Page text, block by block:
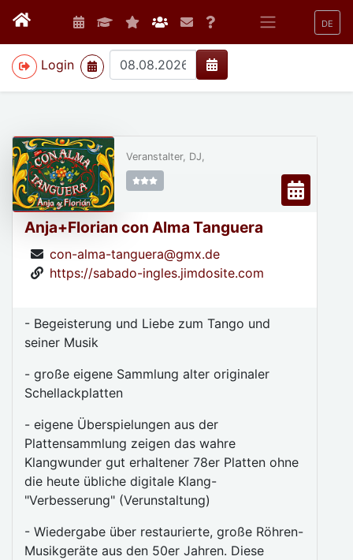
DE
Login
>
Anja+Florian con Alma Tanguera
con-alma-tanguera@gmx.de
https://sabado-ingles.jimdosite.com
Veranstalter, DJ,
- Begeisterung und Liebe zum Tango und
seiner Musik
- große eigene Sammlung alter originaler
Schellackplatten
- eigene Überspielungen aus der
Plattensammlung zeigen das wahre
Klangwunder gut erhaltener 78er Platten ohne
die heute übliche digitale Klang-
"Verbesserung" (Verunstaltung)
- Wiedergabe über restaurierte, große Röhren-
Musikgeräte aus den 50er Jahren. Diese